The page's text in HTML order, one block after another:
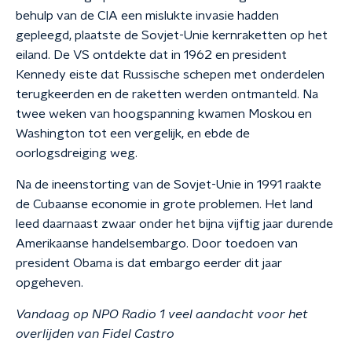
behulp van de CIA een mislukte invasie hadden
gepleegd, plaatste de Sovjet-Unie kernraketten op het
eiland. De VS ontdekte dat in 1962 en president
Kennedy eiste dat Russische schepen met onderdelen
terugkeerden en de raketten werden ontmanteld. Na
twee weken van hoogspanning kwamen Moskou en
Washington tot een vergelijk, en ebde de
oorlogsdreiging weg.
Na de ineenstorting van de Sovjet-Unie in 1991 raakte
de Cubaanse economie in grote problemen. Het land
leed daarnaast zwaar onder het bijna vijftig jaar durende
Amerikaanse handelsembargo. Door toedoen van
president Obama is dat embargo eerder dit jaar
opgeheven.
Vandaag op NPO Radio 1 veel aandacht voor het
overlijden van Fidel Castro